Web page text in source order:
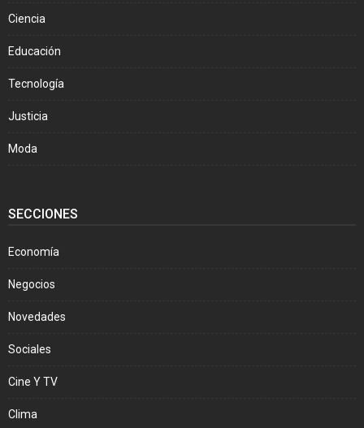
Ciencia
Educación
Tecnología
Justicia
Moda
SECCIONES
Economía
Negocios
Novedades
Sociales
Cine Y TV
Clima